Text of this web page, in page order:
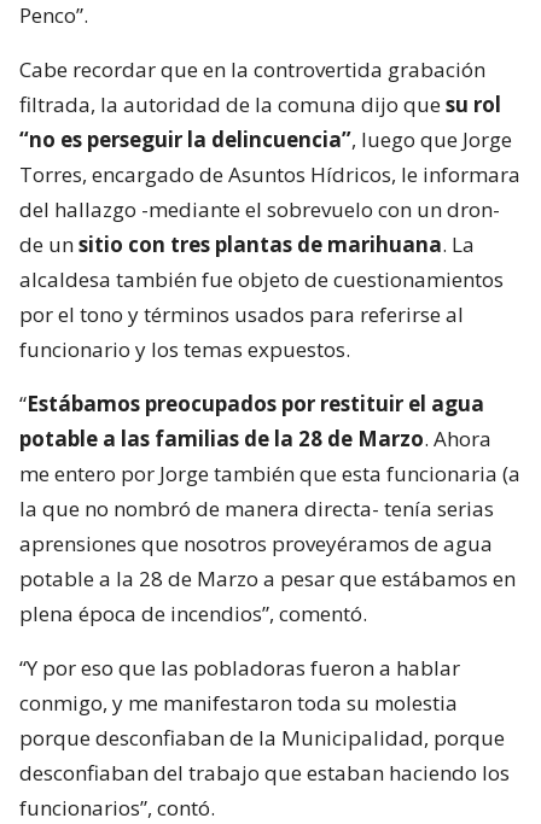
Penco”.
Cabe recordar que en la controvertida grabación
filtrada, la autoridad de la comuna dijo quesu rol
“no es perseguir la delincuencia”, luego que Jorge
Torres, encargado de Asuntos Hídricos, le informara
del hallazgo -mediante el sobrevuelo con un dron-
de unsitio con tres plantas de marihuana. La
alcaldesa también fue objeto de cuestionamientos
por el tono y términos usados para referirse al
funcionario y los temas expuestos.
“Estábamos preocupados por restituir el agua
potable a las familias de la 28 de Marzo. Ahora
me entero por Jorge también que esta funcionaria (a
la que no nombró de manera directa- tenía serias
aprensiones que nosotros proveyéramos de agua
potable a la 28 de Marzo a pesar que estábamos en
plena época de incendios”, comentó.
“Y por eso que las pobladoras fueron a hablar
conmigo, y me manifestaron toda su molestia
porque desconfiaban de la Municipalidad, porque
desconfiaban del trabajo que estaban haciendo los
funcionarios”, contó.